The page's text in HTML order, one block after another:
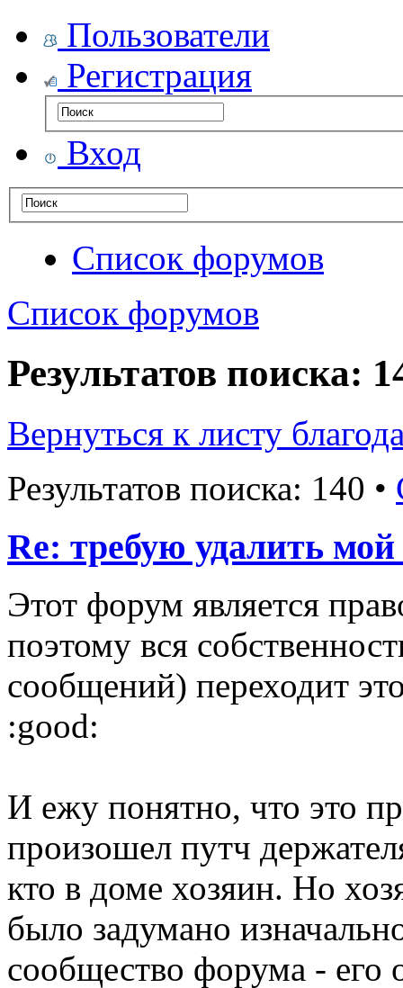
Пользователи
Регистрация
Вход
Список форумов
Список форумов
Результатов поиска:
Вернуться к листу
Результатов поиска: 140 •
Re: требую удалить
Этот форум является
поэтому вся
сообщений) переходит
:good:
И ежу понятно, что это
произошел путч
кто в доме хозяин. Но
было задумано
сообщество форума - его